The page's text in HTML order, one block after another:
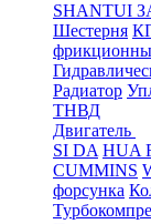
SHANTUI
Шестерня
Радиатор
ТНВД
Двигатель
SI DA HUA
CUMMINS
форсунка